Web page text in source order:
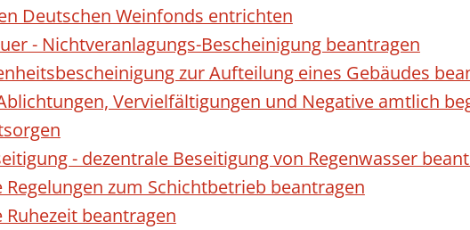
Deutschen Weinfonds entrichten
- Nichtveranlagungs-Bescheinigung beantragen
zur Aufteilung eines Gebäudes
Vervielfältigungen und Negative amtlich
- dezentrale Beseitigung von Regenwasser
zum Schichtbetrieb beantragen
beantragen